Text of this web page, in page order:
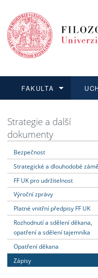
FAKULTA
Dozvědět se více
Podat přihlášku
Dozvědět se více
Dozvědět se více
Dozvědět se více
Strategie a další
dokumenty
Bezpečnost
Strategické a dlouhodobé
FF UK pro udržitelnost
Výroční zprávy
Platné vnitřní předpisy FF UK
Rozhodnutí a sdělení děkana,
opatření a sdělení tajemníka
Opatření děkana
Zápisy